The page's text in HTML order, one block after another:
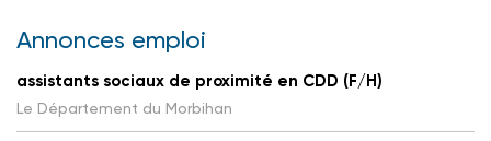
Annonces emploi
assistants sociaux de proximité en CDD (F/H)
Le Département du Morbihan